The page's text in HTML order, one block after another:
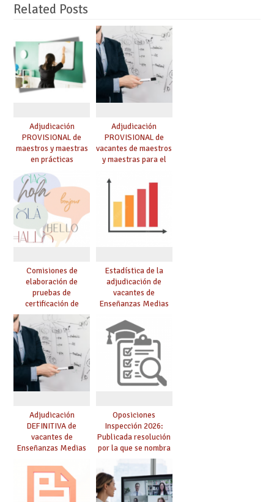
Related Posts
Adjudicación
PROVISIONAL de
maestros y maestras
en prácticas
Adjudicación
PROVISIONAL de
vacantes de maestros
y maestras para el
Comisiones de
elaboración de
pruebas de
certificación de
competencia
lingüística: publicada
resolución definitiva
Estadística de la
adjudicación de
vacantes de
Enseñanzas Medias
Adjudicación
DEFINITIVA de
vacantes de
Enseñanzas Medias
Oposiciones
Inspección 2026:
Publicada resolución
por la que se nombra
funcionarios/as en
prácticas, se regulan
dichas prácticas y se
convoca acto público